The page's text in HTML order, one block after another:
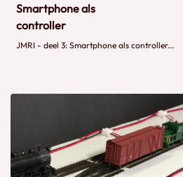
Smartphone als
controller
JMRI - deel 3: Smartphone als controller...